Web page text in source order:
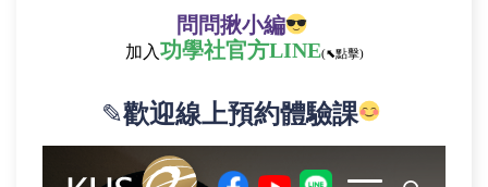
問問揪小編
加入功學社官方LINE(⬉點擊)
✎歡迎線上預約體驗課